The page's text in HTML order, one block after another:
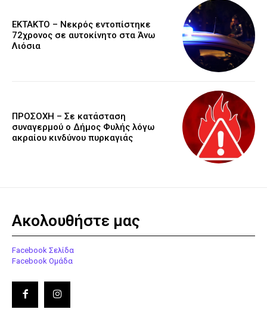
EKTAKTO – Νεκρός εντοπίστηκε
72χρονος σε αυτοκίνητο στα Άνω
Λιόσια
ΠΡΟΣΟΧΗ – Σε κατάσταση
συναγερμού ο Δήμος Φυλής λόγω
ακραίου κινδύνου πυρκαγιάς
Ακολουθήστε μας
Facebook Σελίδα
Facebook Ομάδα